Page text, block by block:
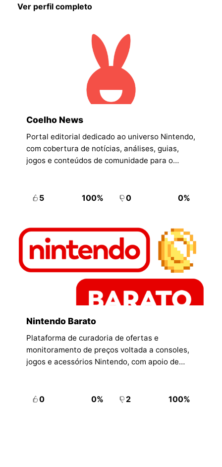
Ver perfil completo
Coelho News
Portal editorial dedicado ao universo Nintendo,
com cobertura de notícias, análises, guias,
jogos e conteúdos de comunidade para o
5 100% 0 0%
Nintendo Barato
Plataforma de curadoria de ofertas e
monitoramento de preços voltada a consoles,
jogos e acessórios Nintendo, com apoio de
0 0% 2 100%